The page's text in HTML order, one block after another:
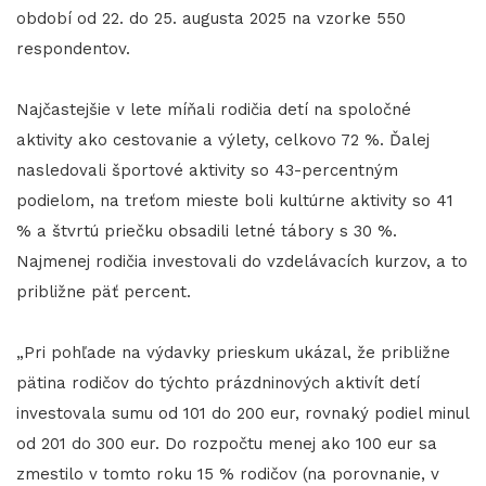
období od 22. do 25. augusta 2025 na vzorke 550
respondentov.
Najčastejšie v lete míňali rodičia detí na spoločné
aktivity ako cestovanie a výlety, celkovo 72 %. Ďalej
nasledovali športové aktivity so 43-percentným
podielom, na treťom mieste boli kultúrne aktivity so 41
% a štvrtú priečku obsadili letné tábory s 30 %.
Najmenej rodičia investovali do vzdelávacích kurzov, a to
približne päť percent.
„Pri pohľade na výdavky prieskum ukázal, že približne
pätina rodičov do týchto prázdninových aktivít detí
investovala sumu od 101 do 200 eur, rovnaký podiel minul
od 201 do 300 eur. Do rozpočtu menej ako 100 eur sa
zmestilo v tomto roku 15 % rodičov (na porovnanie, v